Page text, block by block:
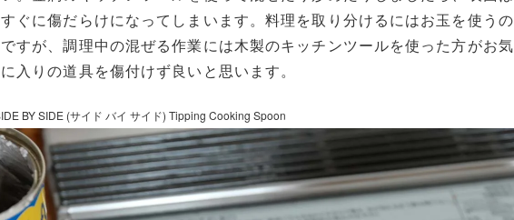
すぐに傷だらけになってしまいます。料理を取り分けるにはお玉を使うの
ですが、調理中の混ぜる作業には木製のキッチンツールを使った方がお気
に入りの道具を傷付けず良いと思います。